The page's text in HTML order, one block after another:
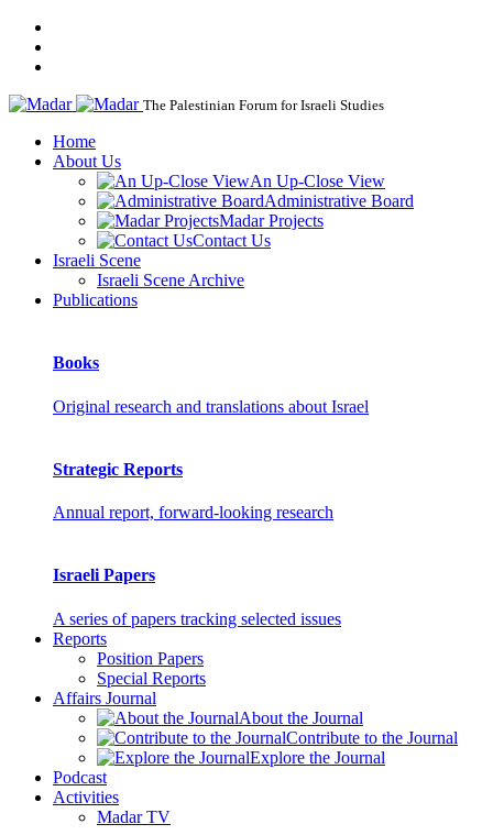
The Palestinian Forum for Israeli Studies
Home
About Us
An Up-Close View
Administrative Board
Madar Projects
Contact Us
Israeli Scene
Israeli Scene Archive
Publications
Books
Original research and translations about Israel
Strategic Reports
Annual report, forward-looking research
Israeli Papers
A series of papers tracking selected issues
Reports
Position Papers
Special Reports
Affairs Journal
About the Journal
Contribute to the Journal
Explore the Journal
Podcast
Activities
Madar TV